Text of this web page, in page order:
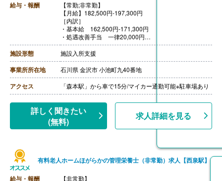
給与・報酬
【常勤;非常勤】
【月給】182,500円-197,300円
［内訳］
・基本給 162,500円-171,300円
・処遇改善手当 一律20,000円
［その他手当］
・早番手当 1,000円/回
【賞与】年2回（正社員4.3ヶ月分、嘱託職員2ヶ月分）※
前年度実績
【通勤手当】あり（上限35,900円/月）
【昇給】あり
【退職金】あり※勤続1年以上
施設形態 施設入所支援
事業所所在地 石川県 金沢市 小池町九40番地
アクセス 「森本駅」から車で15分/マイカー通勤可能※駐車場あり
詳しく聞きたい
(無料)
求人詳細を見る
有料老人ホームほがらかの管理栄養士（非常勤）求人【西泉駅】
給与・報酬
【非常勤】